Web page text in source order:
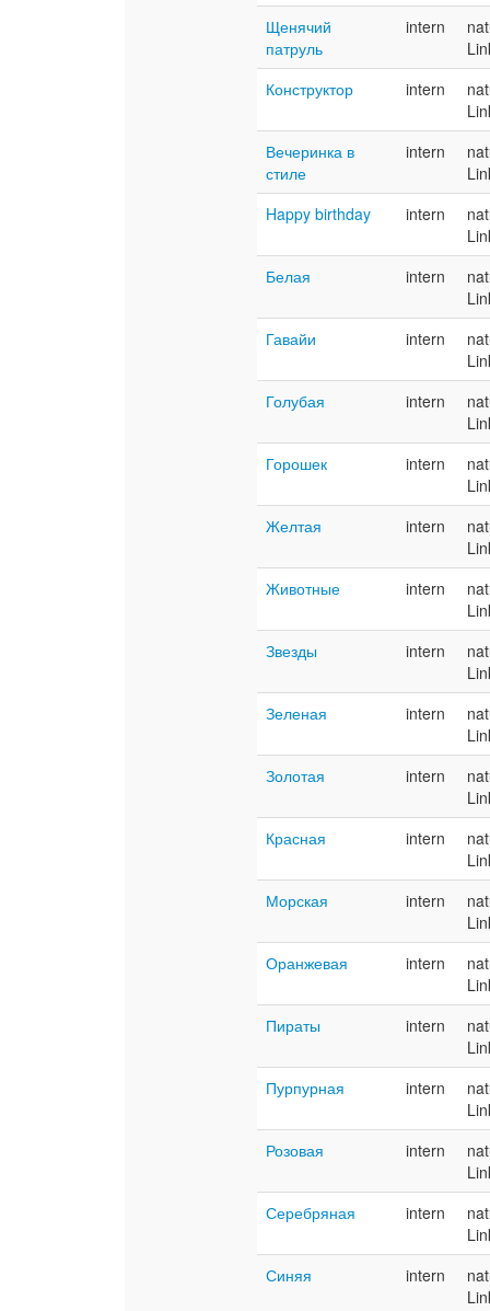
Щенячий
патруль
intern
Конструктор
intern
Вечеринка в
стиле
intern
Happy birthday
intern
Белая
intern
Гавайи
intern
Голубая
intern
Горошек
intern
Желтая
intern
Животные
intern
Звезды
intern
Зеленая
intern
Золотая
intern
Красная
intern
Морская
intern
Оранжевая
intern
Пираты
intern
Пурпурная
intern
Розовая
intern
Серебряная
intern
Синяя
intern